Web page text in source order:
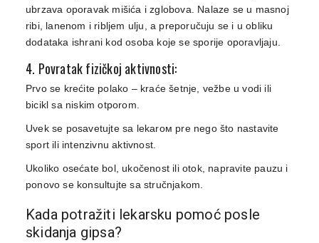
ubrzava oporavak mišića i zglobova. Nalaze se u masnoj
ribi, lanenom i ribljem ulju, a preporučuju se i u obliku
dodataka ishrani kod osoba koje se sporije oporavljaju.
4. Povratak fizičkoj aktivnosti:
Prvo se krećite polako – kraće šetnje, vežbe u vodi ili
bicikl sa niskim otporom.
Uvek se posavetujte sa lekarом pre nego što nastavite
sport ili intenzivnu aktivnost.
Ukoliko osećate bol, ukočenost ili otok, napravite pauzu i
ponovo se konsultujte sa stručnjakom.
Kada potražiti lekarsku pomoć posle
skidanja gipsa?